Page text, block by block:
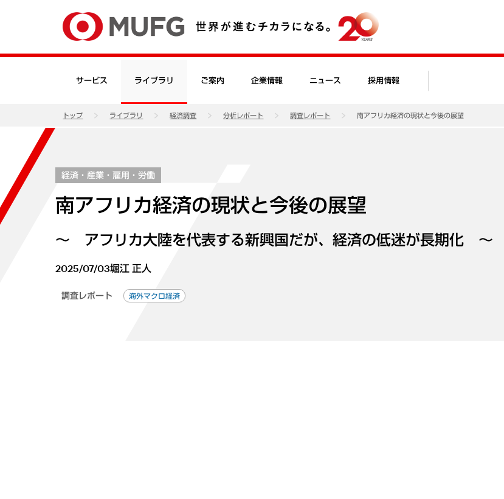
サービス ライブラリ ご案内 企業情報 ニュース 採用情報
トップ ライブラリ 経済調査 分析レポート 調査レポート 南アフリカ経済の現状と今後の展望
経済・産業・雇用・労働
南アフリカ経済の現状と今後の展望
～ アフリカ大陸を代表する新興国だが、経済の低迷が長期化 ～
2025/07/03堀江 正人
調査レポート 海外マクロ経済